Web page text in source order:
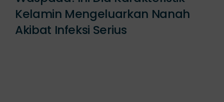
Kelamin Mengeluarkan Nanah
Akibat Infeksi Serius